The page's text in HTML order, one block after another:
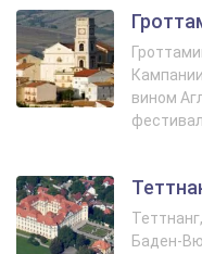
вином
Баден-